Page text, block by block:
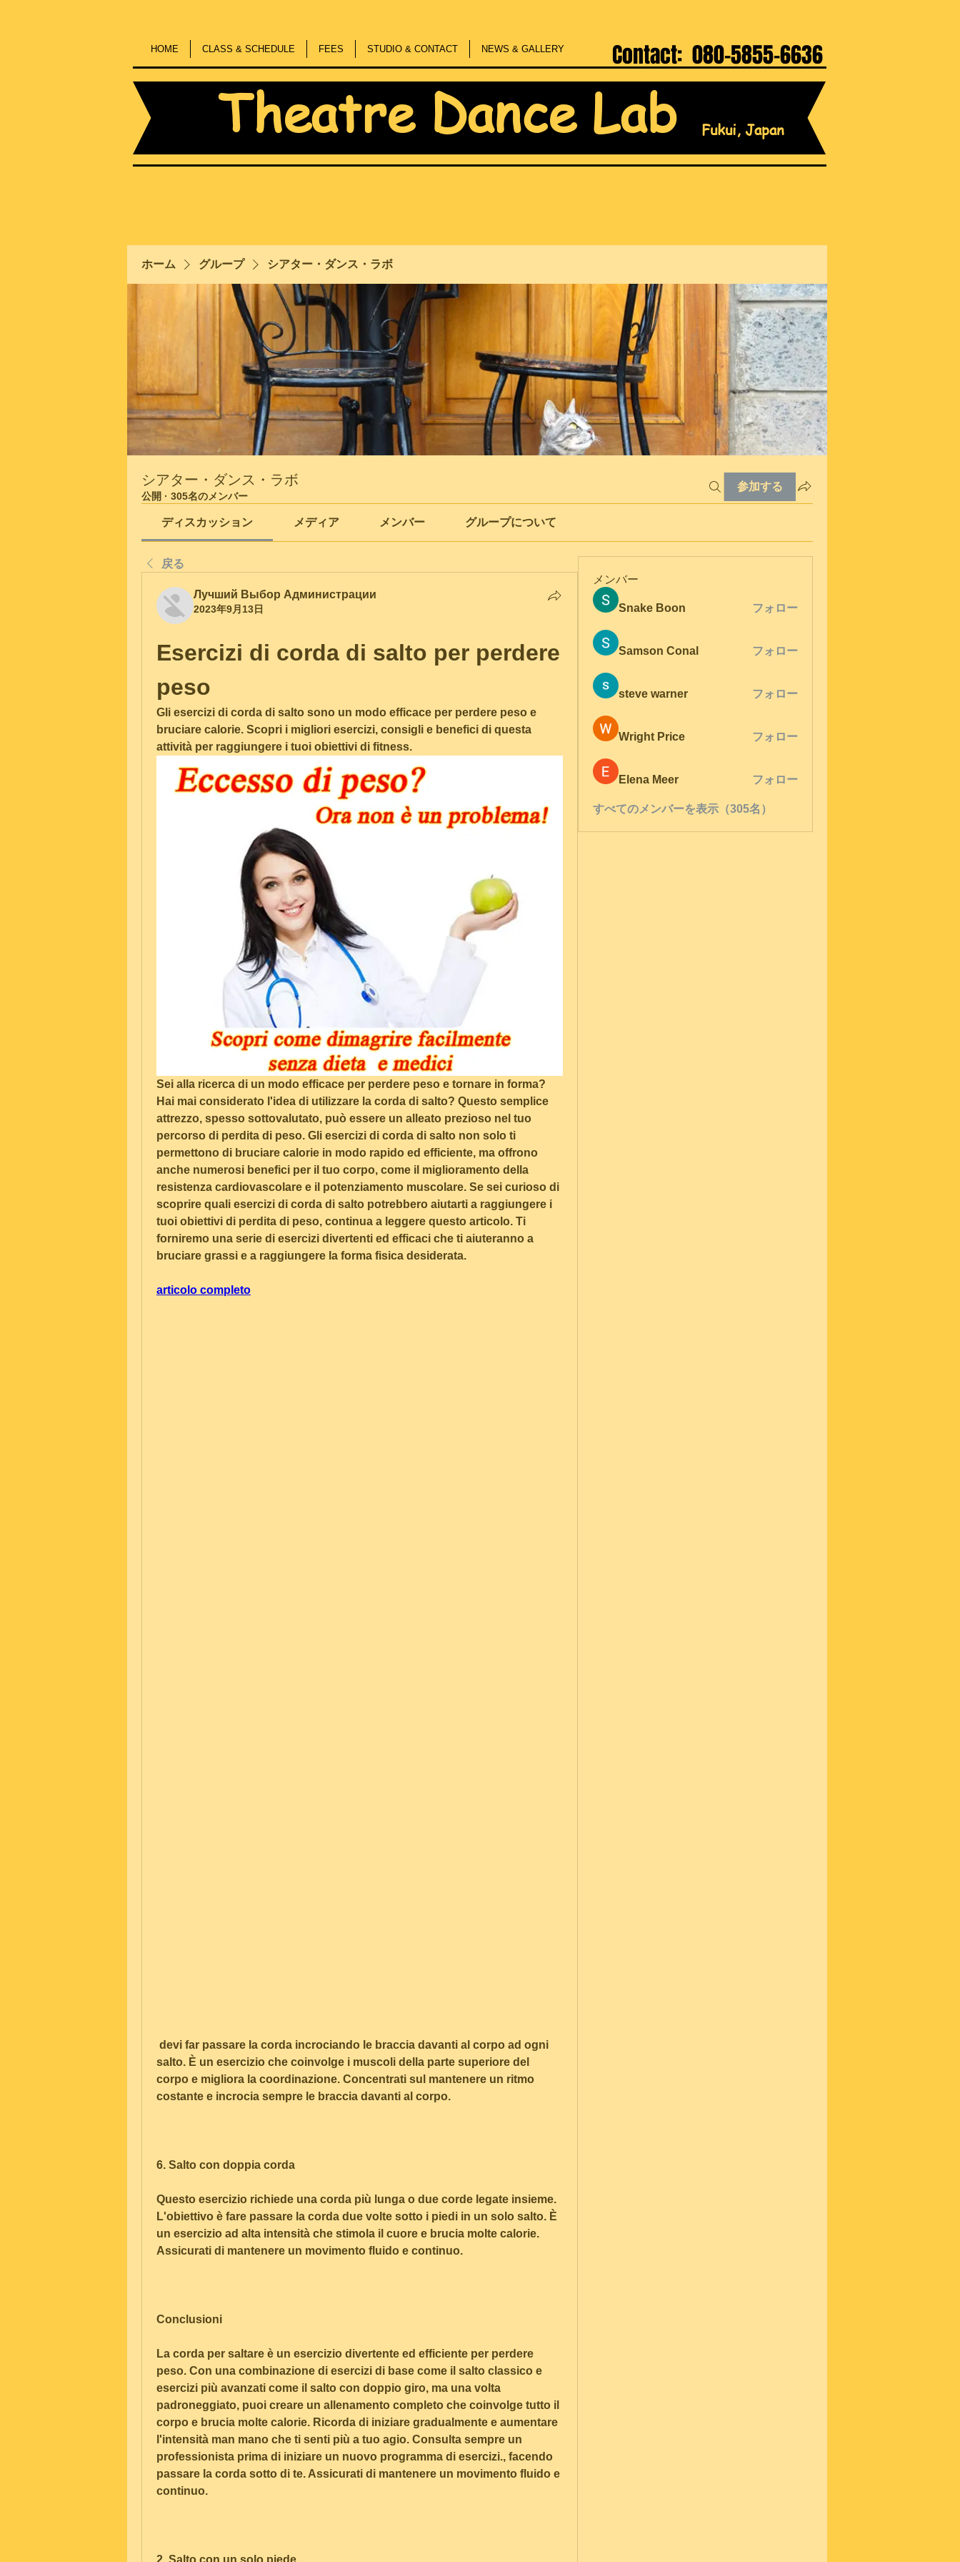
Contact: 080-5855-6636
HOME CLASS & SCHEDULE FEES STUDIO & CONTACT NEWS & GALLERY
Theatre Dance Lab Fukui, Japan
ホーム グループ シアター・ダンス・ラボ
シアター・ダンス・ラボ
公開 · 305名のメンバー
参加する
ディスカッション メディア メンバー グループについて
戻る
Лучший Выбор Администрации
2023年9月13日
Esercizi di corda di salto per perdere
peso
Gli esercizi di corda di salto sono un modo efficace per perdere peso e
bruciare calorie. Scopri i migliori esercizi, consigli e benefici di questa
attività per raggiungere i tuoi obiettivi di fitness.
Sei alla ricerca di un modo efficace per perdere peso e tornare in forma?
Hai mai considerato l'idea di utilizzare la corda di salto? Questo semplice
attrezzo, spesso sottovalutato, può essere un alleato prezioso nel tuo
percorso di perdita di peso. Gli esercizi di corda di salto non solo ti
permettono di bruciare calorie in modo rapido ed efficiente, ma offrono
anche numerosi benefici per il tuo corpo, come il miglioramento della
resistenza cardiovascolare e il potenziamento muscolare. Se sei curioso di
scoprire quali esercizi di corda di salto potrebbero aiutarti a raggiungere i
tuoi obiettivi di perdita di peso, continua a leggere questo articolo. Ti
forniremo una serie di esercizi divertenti ed efficaci che ti aiuteranno a
bruciare grassi e a raggiungere la forma fisica desiderata.
articolo completo
salto. È un esercizio che coinvolge i muscoli della parte superiore del
corpo e migliora la coordinazione. Concentrati sul mantenere un ritmo
costante e incrocia sempre le braccia davanti al corpo.
6. Salto con doppia corda
Questo esercizio richiede una corda più lunga o due corde legate insieme.
L'obiettivo è fare passare la corda due volte sotto i piedi in un solo salto. È
un esercizio ad alta intensità che stimola il cuore e brucia molte calorie.
Assicurati di mantenere un movimento fluido e continuo.
Conclusioni
La corda per saltare è un esercizio divertente ed efficiente per perdere
peso. Con una combinazione di esercizi di base come il salto classico e
esercizi più avanzati come il salto con doppio giro, ma una volta
padroneggiato, puoi creare un allenamento completo che coinvolge tutto il
corpo e brucia molte calorie. Ricorda di iniziare gradualmente e aumentare
l'intensità man mano che ti senti più a tuo agio. Consulta sempre un
professionista prima di iniziare un nuovo programma di esercizi., facendo
passare la corda sotto di te. Assicurati di mantenere un movimento fluido e
continuo.
メンバー
Snake Boon フォロー
Samson Conal フォロー
steve warner フォロー
Wright Price フォロー
Elena Meer フォロー
すべてのメンバーを表示（305名）